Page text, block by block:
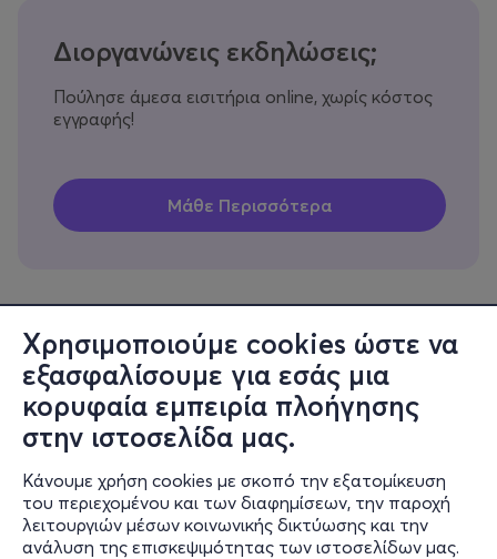
Χρησιμοποιούμε cookies ώστε να
εξασφαλίσουμε για εσάς μια
κορυφαία εμπειρία πλοήγησης
στην ιστοσελίδα μας.
Κάνουμε χρήση cookies με σκοπό την εξατομίκευση
του περιεχομένου και των διαφημίσεων, την παροχή
λειτουργιών μέσων κοινωνικής δικτύωσης και την
ανάλυση της επισκεψιμότητας των ιστοσελίδων μας.
Διοργανώνεις εκδηλώσεις;
Πούλησε άμεσα εισιτήρια online, χωρίς κόστος
εγγραφής!
Πληροφορίες
Υποστήριξη
Stay Connected